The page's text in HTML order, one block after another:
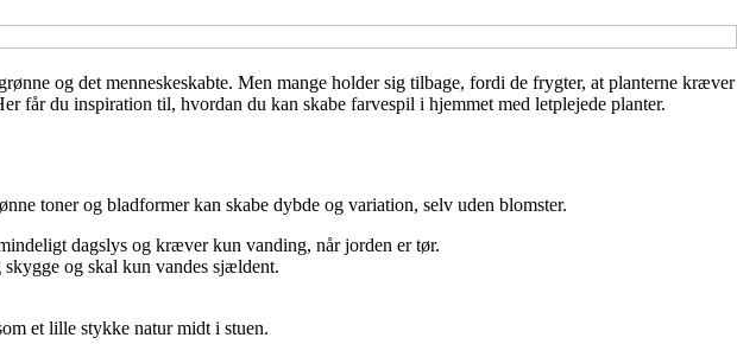
og det menneskeskabte. Men mange holder sig tilbage, fordi de frygter, at planterne kræver
får du inspiration til, hvordan du kan skabe farvespil i hjemmet med letplejede planter.
toner og bladformer kan skabe dybde og variation, selv uden blomster.
dagslys og kræver kun vanding, når jorden er tør.
og skal kun vandes sjældent.
et lille stykke natur midt i stuen.